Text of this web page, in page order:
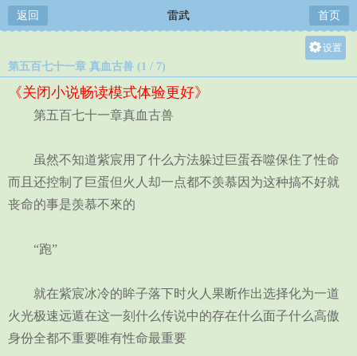
返回 雷武 首页
设置
第五百七十一章 真血古兽 (1 / 7)
《关闭小说畅读模式体验更好》
第五百七十一章真血古兽
虽然不知道紫宸用了什么方法躲过巨蛋吞噬保住了性命
而且还控制了巨蛋但火人却一点都不羡慕因为这种搞不好就
丧命的事是羡慕不來的
“跑”
就在紫宸冰冷的眸子落下时火人果断作出选择化为一道
火光极速远遁在这一刻什么传说中的存在什么面子什么高傲
身份全都不重要唯有性命最重要